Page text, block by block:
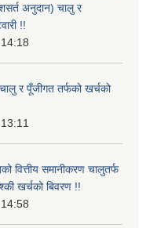
अनुदान) चालु र
!!
र पूँजीगत तर्फको खर्चको
वित्तीय समानीकरण चालुतर्फ
खर्चको बिवरण !!